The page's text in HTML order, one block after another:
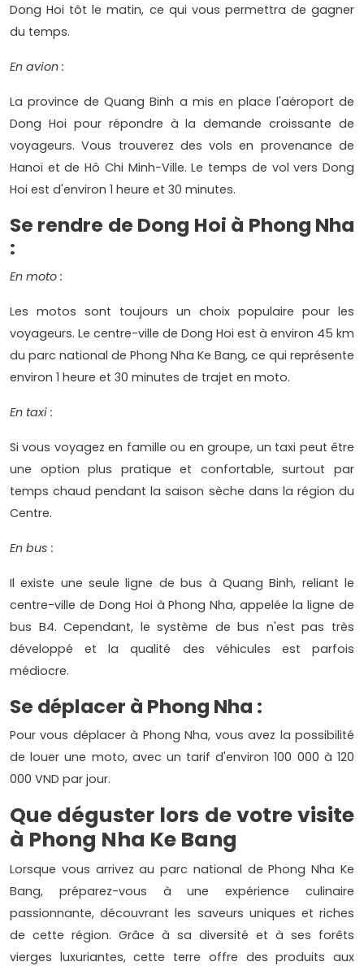
Dong Hoi tôt le matin, ce qui vous permettra de gagner
du temps.
En avion :
La province de Quang Binh a mis en place l'aéroport de
Dong Hoi pour répondre à la demande croissante de
voyageurs. Vous trouverez des vols en provenance de
Hanoï et de Hô Chi Minh-Ville. Le temps de vol vers Dong
Hoi est d'environ 1 heure et 30 minutes.
Se rendre de Dong Hoi à Phong Nha
:
En moto :
Les motos sont toujours un choix populaire pour les
voyageurs. Le centre-ville de Dong Hoi est à environ 45 km
du parc national de Phong Nha Ke Bang, ce qui représente
environ 1 heure et 30 minutes de trajet en moto.
En taxi :
Si vous voyagez en famille ou en groupe, un taxi peut être
une option plus pratique et confortable, surtout par
temps chaud pendant la saison sèche dans la région du
Centre.
En bus :
Il existe une seule ligne de bus à Quang Binh, reliant le
centre-ville de Dong Hoi à Phong Nha, appelée la ligne de
bus B4. Cependant, le système de bus n'est pas très
développé et la qualité des véhicules est parfois
médiocre.
Se déplacer à Phong Nha :
Pour vous déplacer à Phong Nha, vous avez la possibilité
de louer une moto, avec un tarif d'environ 100 000 à 120
000 VND par jour.
Que déguster lors de votre visite
à Phong Nha Ke Bang
Lorsque vous arrivez au parc national de Phong Nha Ke
Bang, préparez-vous à une expérience culinaire
passionnante, découvrant les saveurs uniques et riches
de cette région. Grâce à sa diversité et à ses forêts
vierges luxuriantes, cette terre offre des produits aux